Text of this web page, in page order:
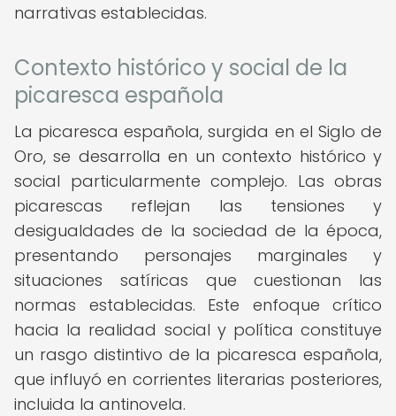
narrativas establecidas.
Contexto histórico y social de la
picaresca española
La picaresca española, surgida en el Siglo de
Oro, se desarrolla en un contexto histórico y
social particularmente complejo. Las obras
picarescas reflejan las tensiones y
desigualdades de la sociedad de la época,
presentando personajes marginales y
situaciones satíricas que cuestionan las
normas establecidas. Este enfoque crítico
hacia la realidad social y política constituye
un rasgo distintivo de la picaresca española,
que influyó en corrientes literarias posteriores,
incluida la antinovela.